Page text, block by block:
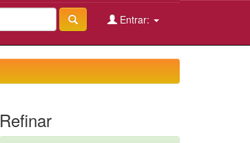
Entrar:
Refinar